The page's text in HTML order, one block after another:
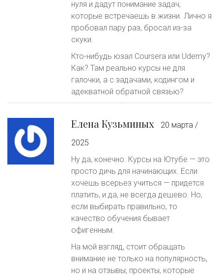
нуля и дадут понимание задач,
которые встречаешь в жизни. Лично я
пробовал пару раз, бросал из-за
скуки.
Кто-нибудь юзал Coursera или Udemy?
Как? Там реально курсы не для
галочки, а с задачами, кодингом и
адекватной обратной связью?
Елена Кузьминых
20 марта /
2025
Ну да, конечно. Курсы на Ютубе — это
просто дичь для начинающих. Если
хочешь всерьез учиться — придется
платить, и да, не всегда дешево. Но,
если выбирать правильно, то
качество обучения бывает
офигенным.
На мой взгляд, стоит обращать
внимание не только на популярность,
но и на отзывы, проекты, которые